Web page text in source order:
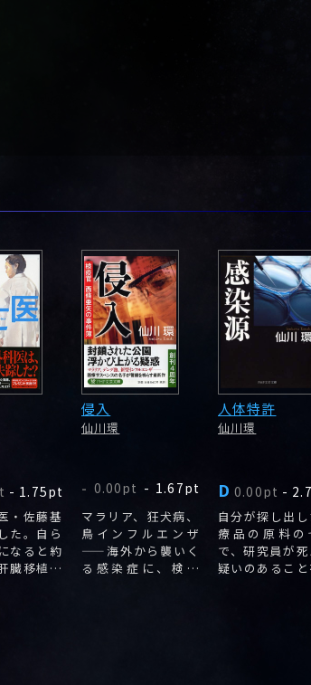
- 1.75pt
・佐藤基
た。自ら
なると約
臓移植手
侵入
仙川環
- 0.00pt - 1.67pt
マラリア、狂犬病、
鳥インフルエンザ
――海外から襲いく
る感染症に、検疫
人体特許
仙川環
D 0.00pt -
自分が探し出
療品の原料の
で、研究員が
疑いのあるこ